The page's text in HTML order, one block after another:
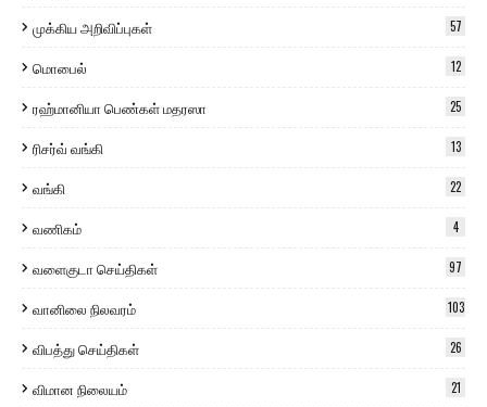
முக்கிய அறிவிப்புகள் 57
மொபைல் 12
ரஹ்மானியா பெண்கள் மதரஸா 25
ரிசர்வ் வங்கி 13
வங்கி 22
வணிகம் 4
வளைகுடா செய்திகள் 97
வானிலை நிலவரம் 103
விபத்து செய்திகள் 26
விமான நிலையம் 21